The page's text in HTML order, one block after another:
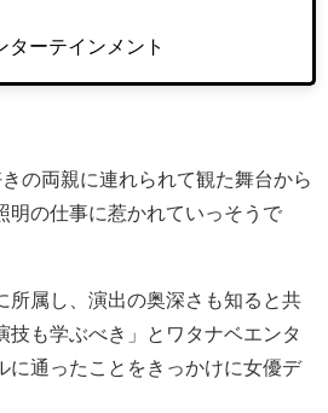
ターテインメント
の両親に連れられて観た舞台から
明の仕事に惹かれていっそうで
所属し、演出の奥深さも知ると共
技も学ぶべき」とワタナベエンタ
に通ったことをきっかけに女優デ